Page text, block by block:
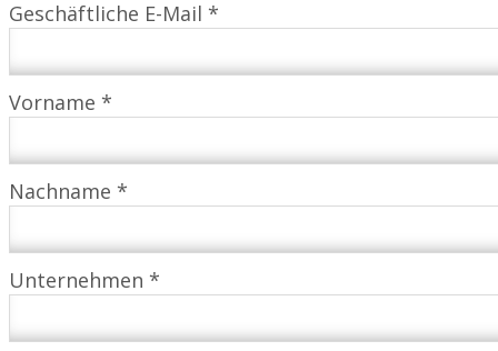
Geschäftliche E-Mail *
Vorname *
Nachname *
Unternehmen *